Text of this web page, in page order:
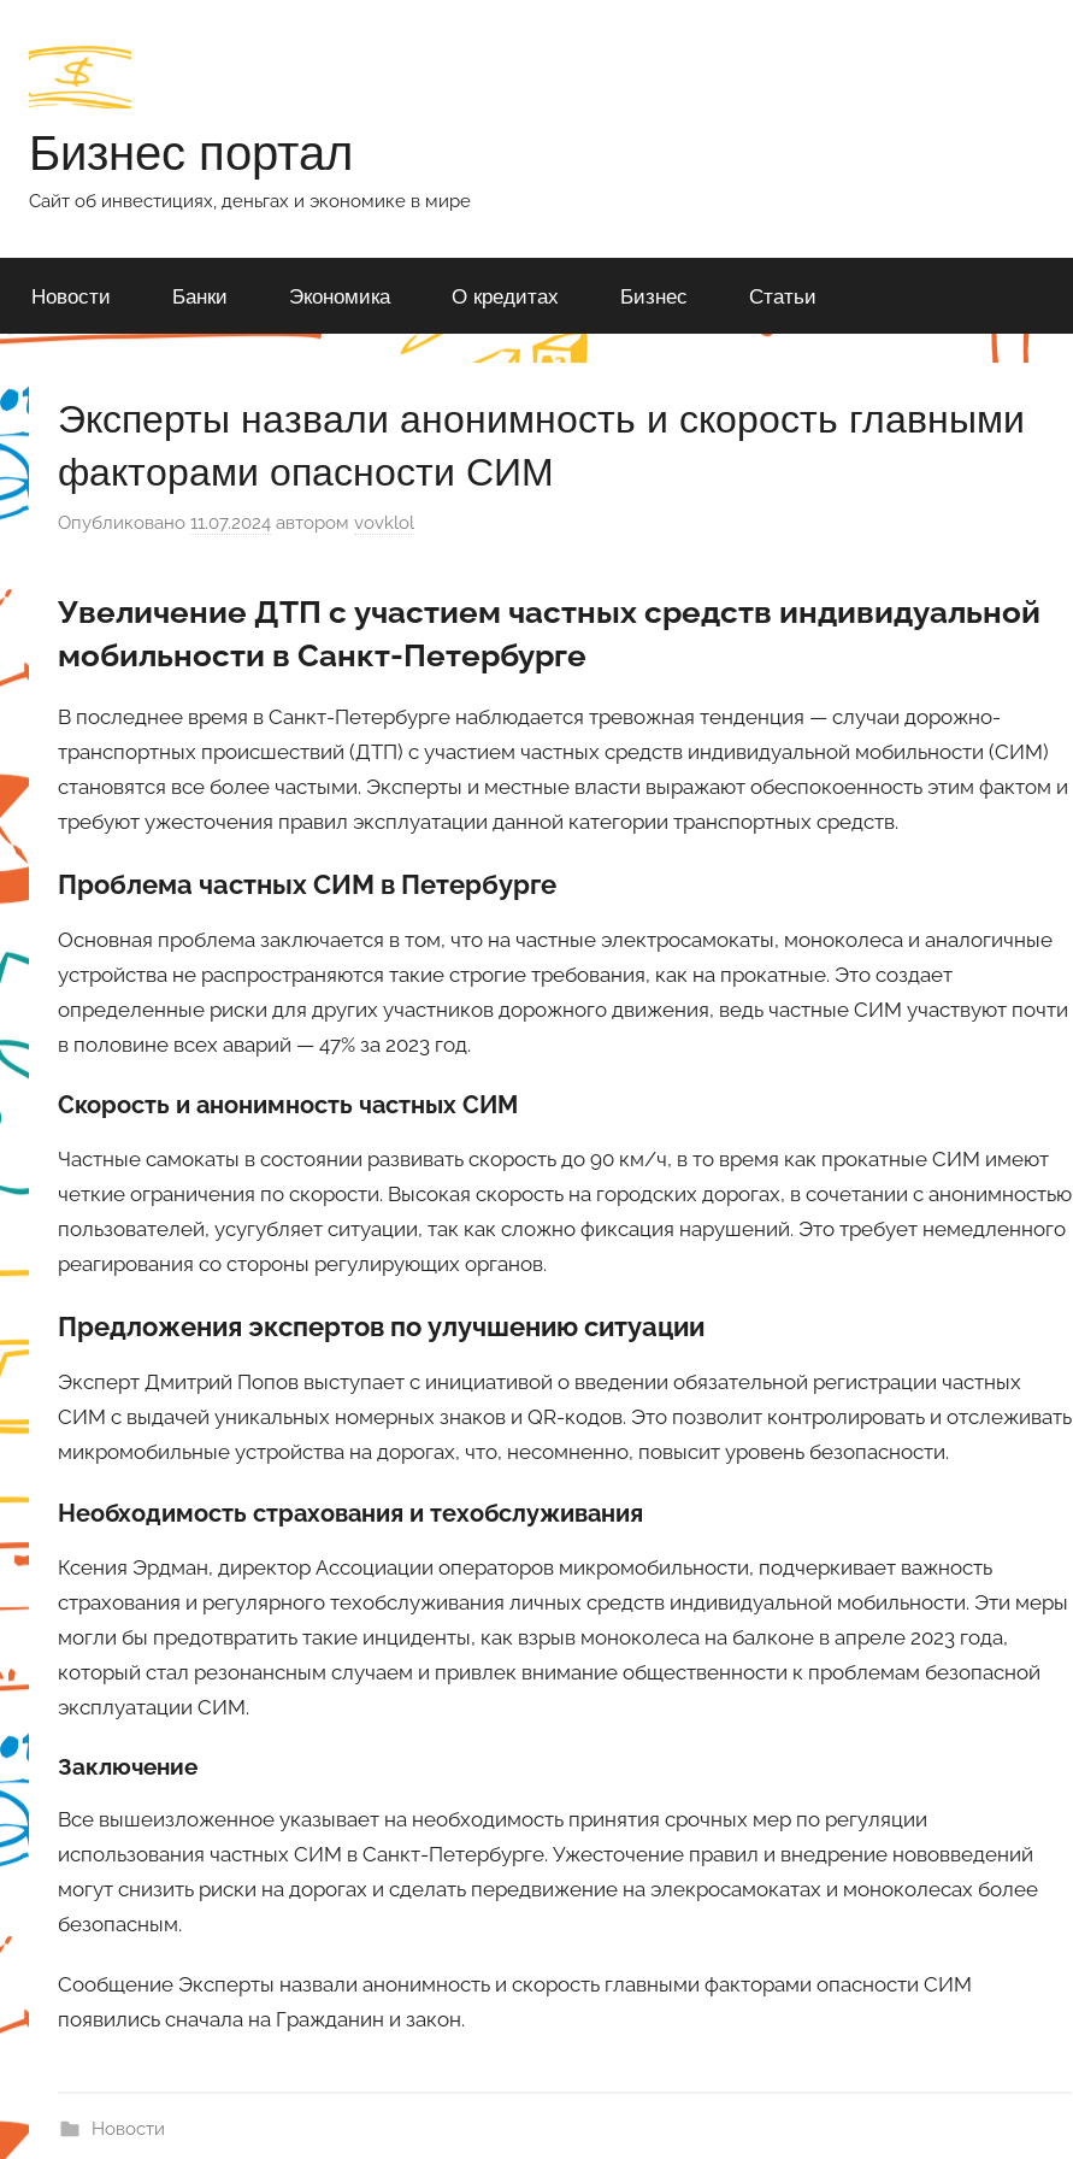
содержимому
Бизнес портал
Сайт об инвестициях, деньгах и экономике в мире
Новости Банки Экономика О кредитах Бизнес Статьи
Эксперты назвали анонимность и скорость главными
факторами опасности СИМ
Опубликовано 11.07.2024 автором vovklol
Увеличение ДТП с участием частных средств индивидуальной
мобильности в Санкт-Петербурге
В последнее время в Санкт-Петербурге наблюдается тревожная тенденция — случаи дорожно-
транспортных происшествий (ДТП) с участием частных средств индивидуальной мобильности (СИМ)
становятся все более частыми. Эксперты и местные власти выражают обеспокоенность этим фактом и
требуют ужесточения правил эксплуатации данной категории транспортных средств.
Проблема частных СИМ в Петербурге
Основная проблема заключается в том, что на частные электросамокаты, моноколеса и аналогичные
устройства не распространяются такие строгие требования, как на прокатные. Это создает
определенные риски для других участников дорожного движения, ведь частные СИМ участвуют почти
в половине всех аварий — 47% за 2023 год.
Скорость и анонимность частных СИМ
Частные самокаты в состоянии развивать скорость до 90 км/ч, в то время как прокатные СИМ имеют
четкие ограничения по скорости. Высокая скорость на городских дорогах, в сочетании с анонимностью
пользователей, усугубляет ситуации, так как сложно фиксация нарушений. Это требует немедленного
реагирования со стороны регулирующих органов.
Предложения экспертов по улучшению ситуации
Эксперт Дмитрий Попов выступает с инициативой о введении обязательной регистрации частных
СИМ с выдачей уникальных номерных знаков и QR-кодов. Это позволит контролировать и отслеживать
микромобильные устройства на дорогах, что, несомненно, повысит уровень безопасности.
Необходимость страхования и техобслуживания
Ксения Эрдман, директор Ассоциации операторов микромобильности, подчеркивает важность
страхования и регулярного техобслуживания личных средств индивидуальной мобильности. Эти меры
могли бы предотвратить такие инциденты, как взрыв моноколеса на балконе в апреле 2023 года,
который стал резонансным случаем и привлек внимание общественности к проблемам безопасной
эксплуатации СИМ.
Заключение
Все вышеизложенное указывает на необходимость принятия срочных мер по регуляции
использования частных СИМ в Санкт-Петербурге. Ужесточение правил и внедрение нововведений
могут снизить риски на дорогах и сделать передвижение на элекросамокатах и моноколесах более
безопасным.
Сообщение Эксперты назвали анонимность и скорость главными факторами опасности СИМ
появились сначала на Гражданин и закон.
Новости